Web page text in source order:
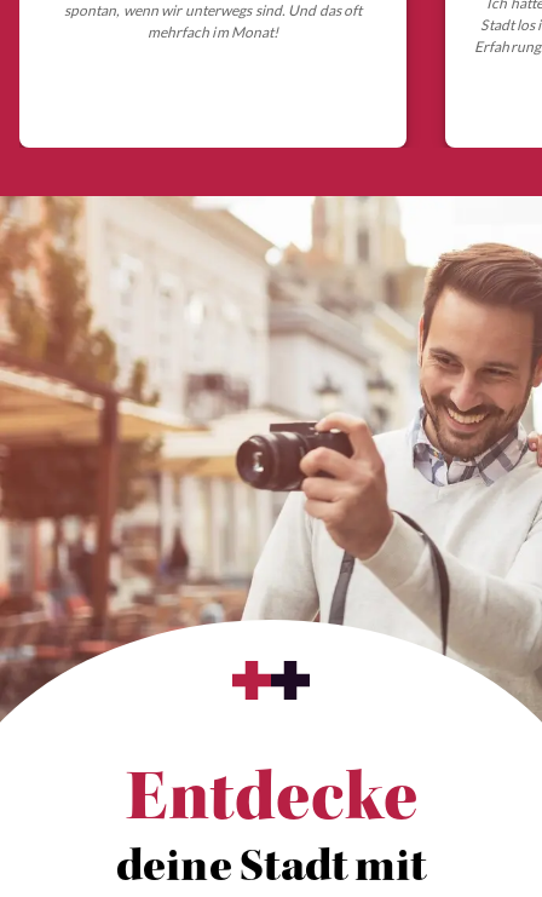
spontan, wenn wir unterwegs sind. Und das oft
mehrfach im Monat!
Stadt los
Entdecke
deine Stadt mit